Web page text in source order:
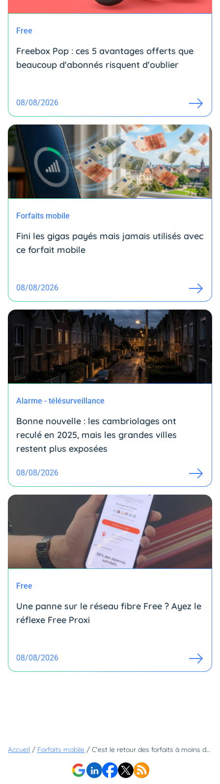
Free
Freebox Pop : ces 5 avantages offerts que
beaucoup d'abonnés risquent d'oublier
08/08/2026
Forfaits mobile
Fini les gigas payés mais jamais utilisés avec
ce forfait mobile
08/08/2026
Alarme - télésurveillance
Bonne nouvelle : les cambriolages ont
reculé en 2025, mais les grandes villes
restent plus exposées
08/08/2026
Free
Une panne sur le réseau fibre Free ? Ayez le
réflexe Free Proxi
08/08/2026
Accueil / Forfaits mobile / C'est le retour des forfaits à moins de 5€ et ils incluent bien plus que 10 Go